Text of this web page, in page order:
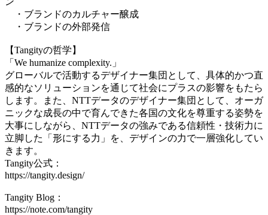
・ブランドのカルチャー醸成
・ブランドの外部発信
【Tangityの哲学】
「We humanize complexity.」
グローバルで活動するデザイナー集団として、具体的かつ直
感的なソリューションを通じて社会にプラスの影響をもたら
します。また、NTTデータのデザイナー集団として、オーガ
ニックな成長の中で育んできた各国の文化を尊重する姿勢を
大事にしながら、NTTデータの強みである信頼性・技術力に
立脚した「形にする力」を、デザインの力で一層強化してい
きます。
Tangity公式：
https://tangity.design/
Tangity Blog：
https://note.com/tangity